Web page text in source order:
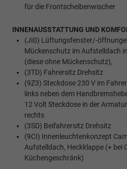
für die Frontscheibenwischer
INNENAUSSTATTUNG UND
(JI0) Lüftungsfenster/-
Mückenschutz im Aufstelldach
(diese ohne Mückenschutz),
(3TD) Fahrersitz Drehsitz
(9Z3) Steckdose 230 V im
links neben dem
12 Volt Steckdose in der
rechts
(3SD) Beifahrersitz Drehsitz
(9CI) Innenleuchtenkonzept
Aufstelldach, Heckklappe (+ bei
Küchengeschränk)